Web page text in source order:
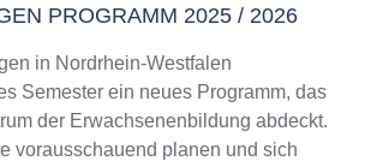
PROGRAMM 2025 / 2026
in Nordrhein-Westfalen
Semester ein neues Programm, das
der Erwachsenenbildung abdeckt.
vorausschauend planen und sich